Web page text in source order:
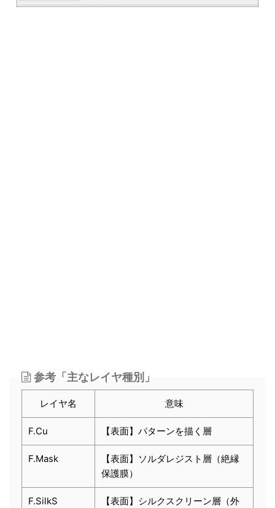
参考「主なレイヤ種別」
レイヤ名 意味
F.Cu 【表面】パターンを描く層
F.Mask
【表面】ソルダレジスト層（絶縁
保護膜）
F.SilkS
【表面】シルクスクリーン層（外